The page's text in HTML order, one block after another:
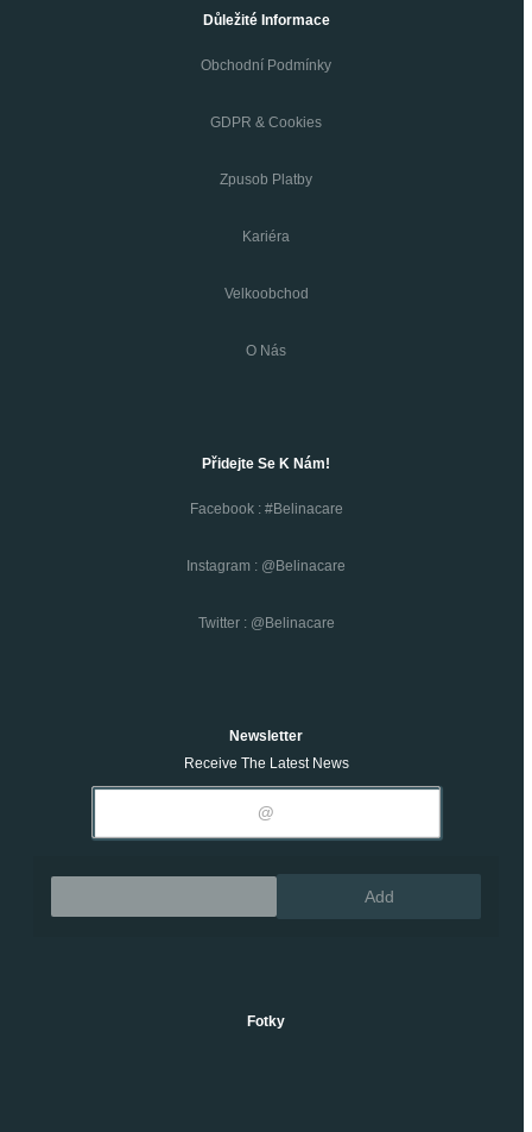
Důležité Informace
Obchodní Podmínky
GDPR & Cookies
Zpusob Platby
Kariéra
Velkoobchod
O Nás
Přidejte Se K Nám!
Facebook : #belinacare
Instagram : @belinacare
Twitter : @belinacare
Newsletter
Receive The Latest News
Add
Fotky